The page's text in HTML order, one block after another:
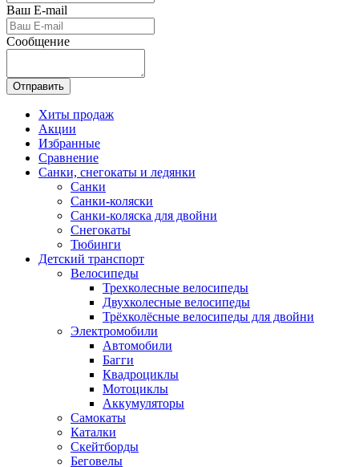
Ваш E-mail
Сообщение
Отправить
Хиты продаж
Акции
Избранные
Сравнение
Санки, снегокаты и ледянки
Санки
Санки-коляски
Санки-коляска для двойни
Снегокаты
Тюбинги
Детский транспорт
Велосипеды
Трехколесные велосипеды
Двухколесные велосипеды
Трёхколёсные велосипеды для двойни
Электромобили
Автомобили
Багги
Квадроциклы
Мотоциклы
Аккумуляторы
Самокаты
Каталки
Скейтборды
Беговелы